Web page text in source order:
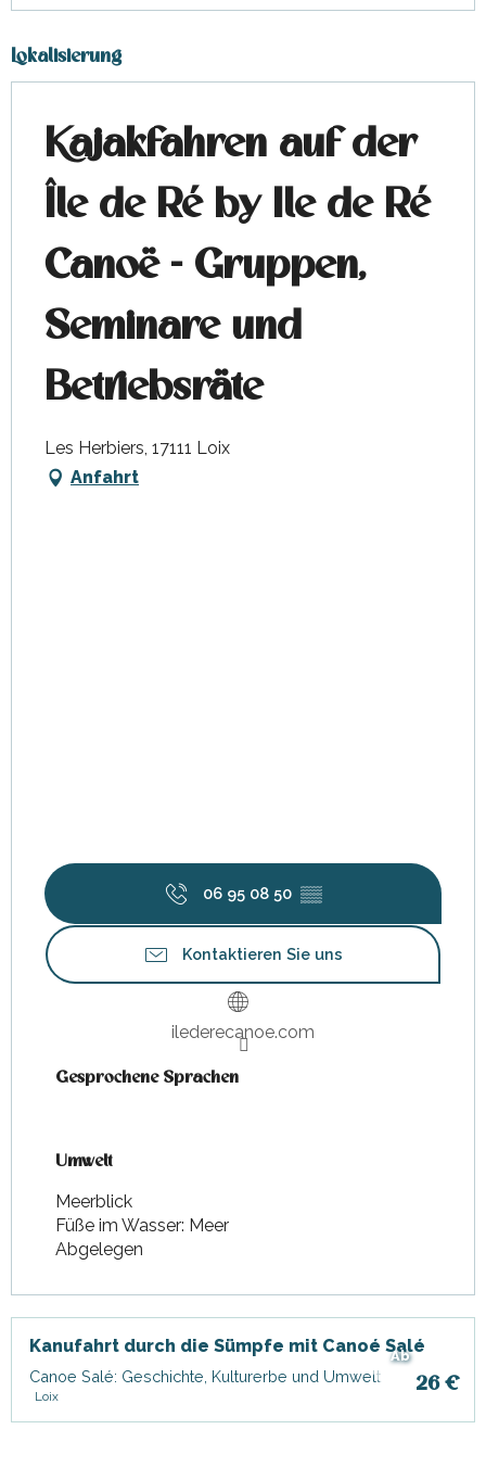
Lokalisierung
Kajakfahren auf der
Île de Ré by Ile de Ré
Canoë - Gruppen,
Seminare und
Betriebsräte
Les Herbiers, 17111 Loix
Anfahrt
06 95 08 50 ▒▒
Kontaktieren Sie uns
ilederecanoe.com
Gesprochene Sprachen
Gesprochene Sprachen
Umwelt
Umwelt
Meerblick
Füße im Wasser: Meer
Abgelegen
Ab
26 €
Kanufahrt durch die Sümpfe mit Canoé Salé
Canoe Salé: Geschichte, Kulturerbe und Umwelt
Loix